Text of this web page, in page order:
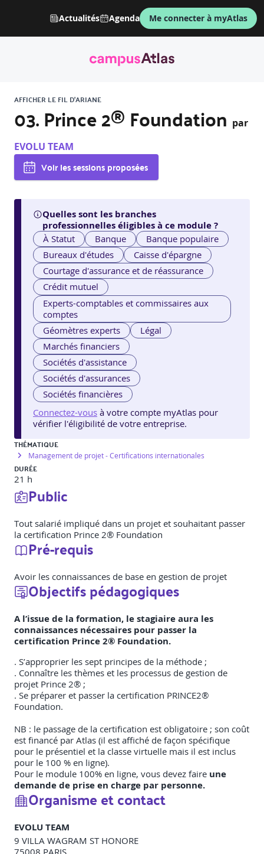
Actualités Agenda Me connecter à myAtlas
AFFICHER LE FIL D'ARIANE
03. Prince 2® Foundation par
EVOLU TEAM
Voir les sessions proposées
Quelles sont les branches
professionnelles éligibles à ce module ?
À Statut Banque
Banque populaire
Bureaux d'études
Caisse d'épargne
Courtage d'assurance et de réassurance
Crédit mutuel
Experts-comptables et commissaires aux
comptes
Géomètres experts
Légal
Marchés financiers
Sociétés d'assistance
Sociétés d'assurances
Sociétés financières
Connectez-vous à votre compte myAtlas pour
vérifier l'éligibilité de votre entreprise.
THÉMATIQUE
Management de projet - Certifications internationales
DURÉE
21 h
Public
Tout salarié impliqué dans un projet et souhaitant passer
la certification Prince 2® Foundation
Pré-requis
Avoir les connaissances de base en gestion de projet
Objectifs pédagogiques
A l’issue de la formation, le stagiaire aura les
connaissances nécessaires pour passer la
certification Prince 2® Foundation.
. S’approprier les sept principes de la méthode ;
. Connaître les thèmes et les processus de gestion de
projet Prince 2® ;
. Se préparer et passer la certification PRINCE2®
Foundation.
NB : le passage de la certification est obligatoire ; son coût
est financé par Atlas (il est affiché de façon spécifique
pour le présentiel et la classe virtuelle mais il est inclus
pour le 100 % en ligne).
Pour le module 100% en ligne, vous devez faire une
demande de prise en charge par personne.
Organisme et contact
EVOLU TEAM
9 VILLA WAGRAM ST HONORE